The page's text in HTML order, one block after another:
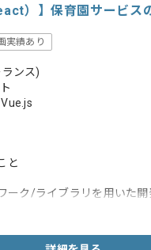
）】保育園サービス
実績あり
ンス)
と
ーク/ライブラリを用いた開